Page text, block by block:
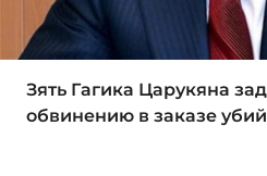
Зять Гагика Царукяна
обвинению в заказе